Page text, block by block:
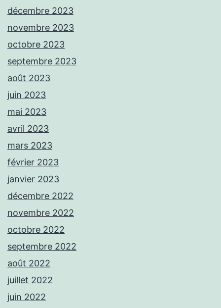
décembre 2023
novembre 2023
octobre 2023
septembre 2023
août 2023
juin 2023
mai 2023
avril 2023
mars 2023
février 2023
janvier 2023
décembre 2022
novembre 2022
octobre 2022
septembre 2022
août 2022
juillet 2022
juin 2022